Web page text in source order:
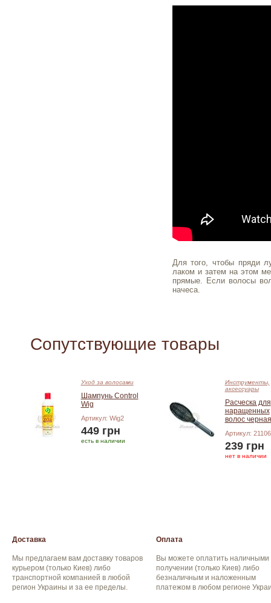
Для того, чтобы пряди
лаком и затем на этом
прямые. Если волосы
начеса.
Сопутствующие товары
Уход за волосами
Шампунь Control
Wig
Артикул: Wig2
449 грн
есть в наличии
Инструменты,
аксессуары
Расческа для
наращенных
волос черная
Артикул:
239 грн
нет в наличии
Доставка
Мы предлагаем вам доставку товаров
курьером (только Киев) либо
транспортной компанией в любой
регион Украины и за ее пределы.
Оплата
Вы можете оплатить наличными
получении (только Киев) либо
безналичным и наложенным
платежом в любом регионе